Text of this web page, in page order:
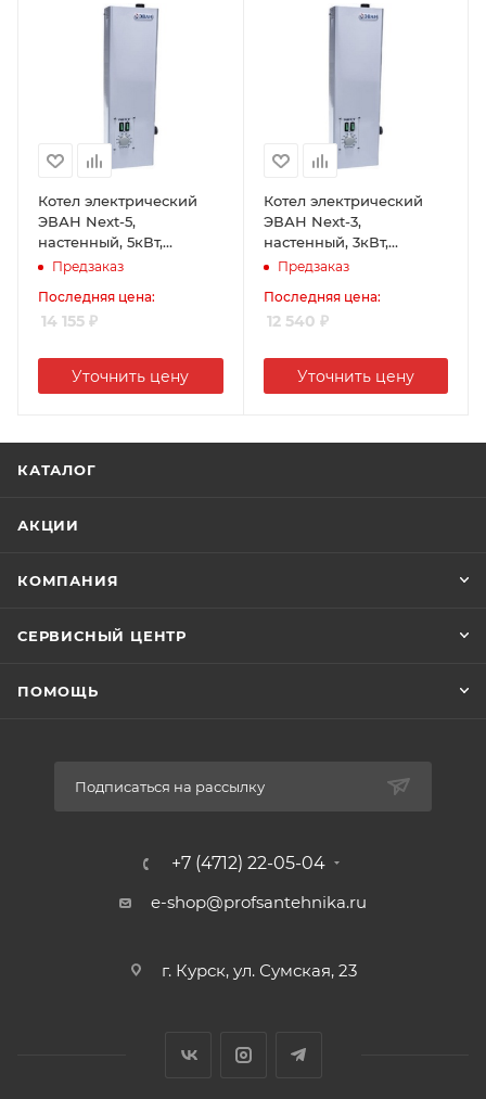
Котел электрический
ЭВАН Next-5,
настенный, 5кВт,
одноконтурный, 220V-
Предзаказ
Последняя цена:
14 155 ₽
Уточнить цену
Котел электрический
ЭВАН Next-3,
настенный, 3кВт,
одноконтурный, 220V-
Предзаказ
Последняя цена:
12 540 ₽
Уточнить цену
КАТАЛОГ
АКЦИИ
КОМПАНИЯ
СЕРВИСНЫЙ ЦЕНТР
ПОМОЩЬ
Подписаться на рассылку
+7 (4712) 22-05-04
e-shop@profsantehnika.ru
г. Курск, ул. Сумская, 23